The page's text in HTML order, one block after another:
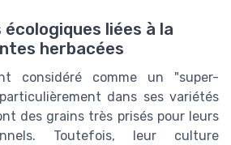
liées à la
herbacées
considéré comme un "super-
dans ses variétés
des grains très prisés pour leurs
Toutefois, leur culture